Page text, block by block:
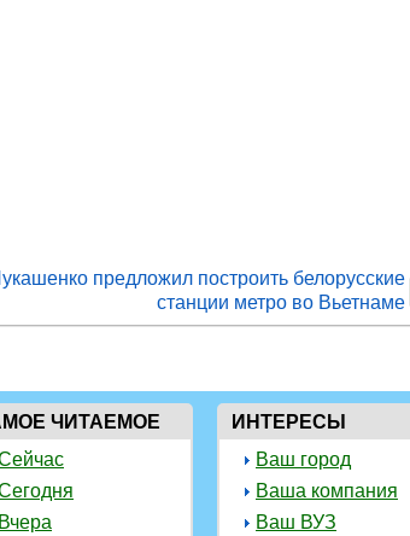
предложил построить белорусские
станции метро во Вьетнаме
ЧИТАЕМОЕ
Вчера
ИНТЕРЕСЫ
Ваш город
Ваша компания
Ваш ВУЗ